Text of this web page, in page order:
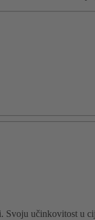
učinkovitost u